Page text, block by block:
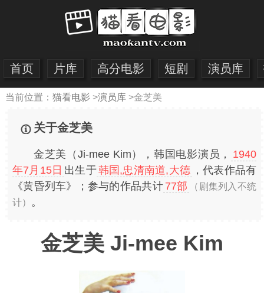
首页 片库 高分电影 短剧 演员库
当前位置： 猫看电影 >演员库>金芝美
关于金芝美
金芝美（Ji-mee Kim），韩国电影演员，
1940
年7月15日 出生于韩国,忠清南道,大德 ，代表作品有
《黄昏列车》；参与的作品共计 77部
（剧集列入不统
计） 。
金芝美 Ji-mee Kim